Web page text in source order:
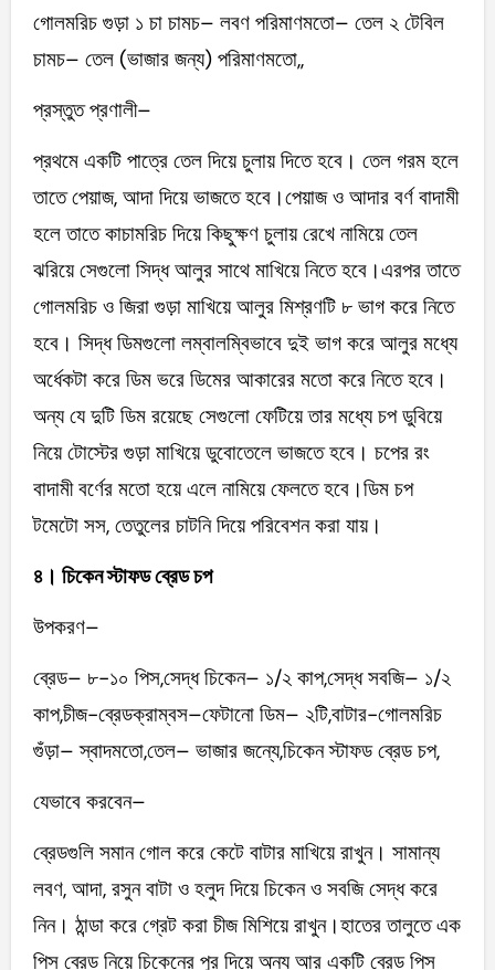
গোলমরিচ গুড়া ১ চা চামচ– লবণ পরিমাণমতো– তেল ২ টেবিল
চামচ– তেল (ভাজার জন্য) পরিমাণমতো,,
প্রস্তুত প্রণালী–
প্রথমে একটি পাত্রে তেল দিয়ে চুলায় দিতে হবে। তেল গরম হলে
তাতে পেয়াজ, আদা দিয়ে ভাজতে হবে।পেয়াজ ও আদার বর্ণ বাদামী
হলে তাতে কাচামরিচ দিয়ে কিছুক্ষণ চুলায় রেখে নামিয়ে তেল
ঝরিয়ে সেগুলো সিদ্ধ আলুর সাথে মাখিয়ে নিতে হবে।এরপর তাতে
গোলমরিচ ও জিরা গুড়া মাখিয়ে আলুর মিশ্রণটি ৮ ভাগ করে নিতে
হবে। সিদ্ধ ডিমগুলো লম্বালম্বিভাবে দুই ভাগ করে আলুর মধ্যে
অর্ধেকটা করে ডিম ভরে ডিমের আকারের মতো করে নিতে হবে।
অন্য যে দুটি ডিম রয়েছে সেগুলো ফেটিয়ে তার মধ্যে চপ ডুবিয়ে
নিয়ে টোস্টের গুড়া মাখিয়ে ডুবোতেলে ভাজতে হবে। চপের রং
বাদামী বর্ণের মতো হয়ে এলে নামিয়ে ফেলতে হবে।ডিম চপ
টমেটো সস, তেতুলের চাটনি দিয়ে পরিবেশন করা যায়।
৪। চিকেন স্টাফড ব্রেড চপ
উপকরণ–
ব্রেড– ৮-১০ পিস,সেদ্ধ চিকেন– ১/২ কাপ,সেদ্ধ সবজি– ১/২
কাপ,চীজ-ব্রেডক্রাম্বস–ফেটানো ডিম– ২টি,বাটার-গোলমরিচ
গুঁড়া– স্বাদমতো,তেল– ভাজার জন্যে,চিকেন স্টাফড ব্রেড চপ,
যেভাবে করবেন–
ব্রেডগুলি সমান গোল করে কেটে বাটার মাখিয়ে রাখুন। সামান্য
লবণ, আদা, রসুন বাটা ও হলুদ দিয়ে চিকেন ও সবজি সেদ্ধ করে
নিন। ঠান্ডা করে গ্রেট করা চীজ মিশিয়ে রাখুন।হাতের তালুতে এক
পিস ব্রেড নিয়ে চিকেনের পুর দিয়ে অন্য আর একটি ব্রেড পিস